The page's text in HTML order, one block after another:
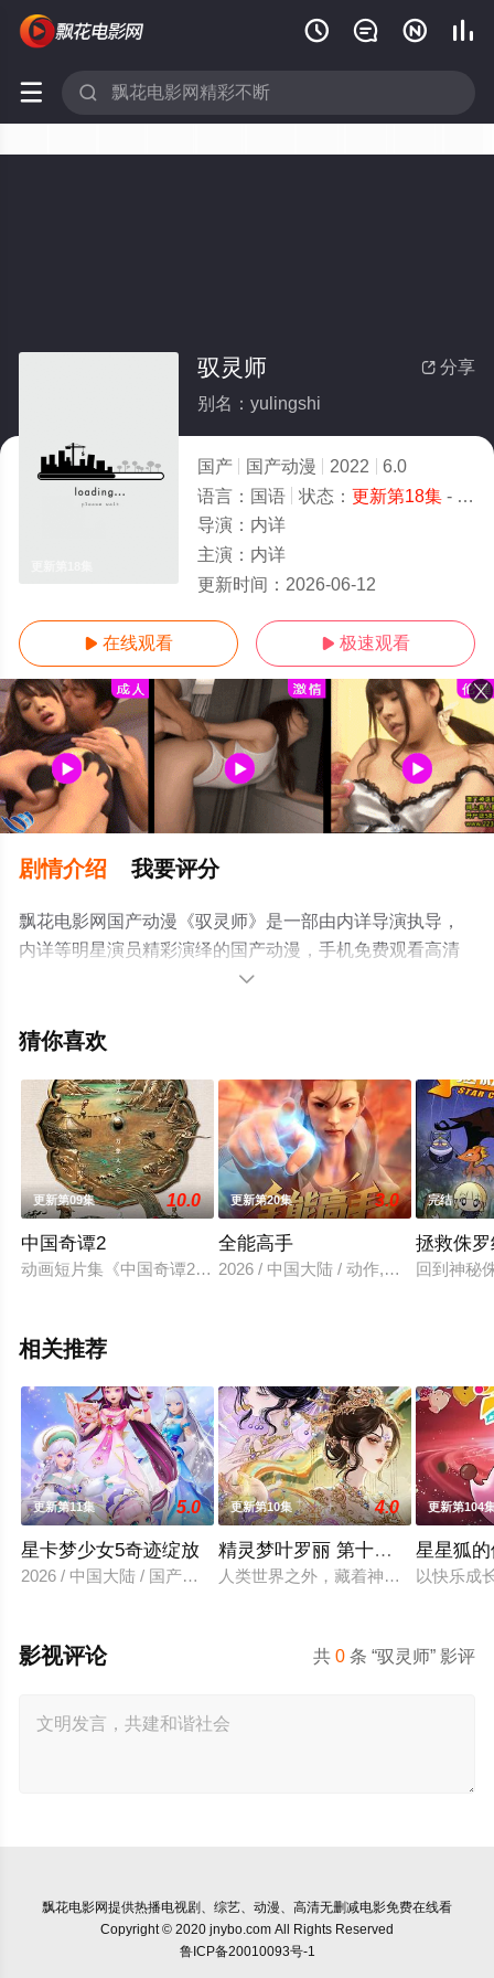
   
 
 分享
驭灵师
别名：yulingshi
国产 国产动漫 2022
6.0
语言： 国语 状态： 更新第18集- 免费在线播放
导演： 内详
主演： 内详
更新时间： 2026-06-12
 在线观看  极速观看
剧情介绍 我要评分
飘花电影网国产动漫《驭灵师》是一部由内详导演执导，
内详等明星演员精彩演绎的国产动漫，手机免费观看高清
未删减完整版动漫全集就上飘花影院，更多相关信息可移

猜你喜欢
更新第09集 10.0
中国奇谭2
动画短片集《中国奇谭2》由9部风格迥异的短片组成：《拜山
更新第20集 3.0
全能高手
2026 / 中国大陆 / 动作,动画,奇幻,国
完结
拯救侏
回到神秘
相关推荐
更新第11集 5.0
星卡梦少女5奇迹绽放
2026 / 中国大陆 / 国产动漫
更新第10集 4.0
精灵梦叶罗丽 第十一季（下）
人类世界之外，藏着神秘而美好的叶
更新第104
星星狐
以快乐成
共0 条 “驭灵师” 影评
影视评论
飘花电影网提供热播电视剧、综艺、动漫、高清无删减电影免费在线看
Copyright © 2020 jnybo.com All Rights Reserved
鲁ICP备20010093号-1